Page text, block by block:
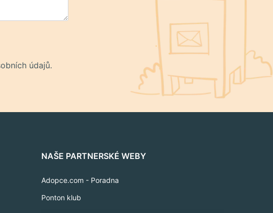
údajů.
NAŠE PARTNERSKÉ WEBY
Adopce.com - Poradna
Ponton klub